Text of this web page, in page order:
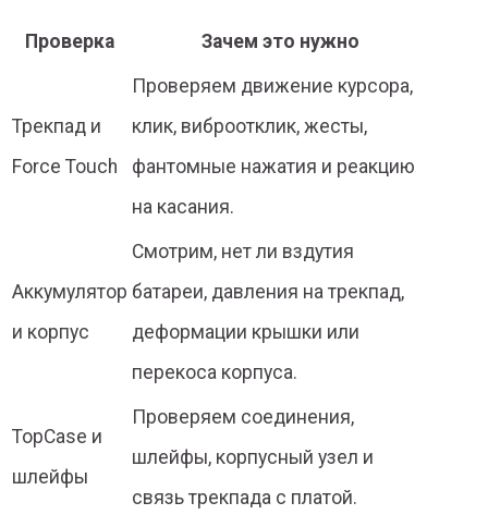
Проверка Зачем это нужно
Трекпад и
Force Touch
Проверяем движение курсора,
клик, виброотклик, жесты,
фантомные нажатия и реакцию
на касания.
Аккумулятор
и корпус
Смотрим, нет ли вздутия
батареи, давления на трекпад,
деформации крышки или
перекоса корпуса.
TopCase и
шлейфы
Проверяем соединения,
шлейфы, корпусный узел и
связь трекпада с платой.